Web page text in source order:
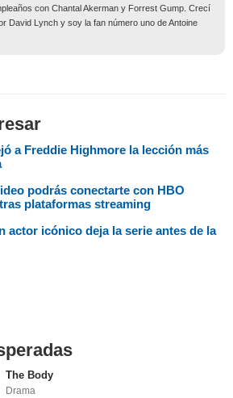
con Chantal Akerman y Forrest Gump. Crecí
David Lynch y soy la fan número uno de Antoine
a Freddie Highmore la lección más
podrás conectarte con HBO
plataformas streaming
actor icónico deja la serie antes de la
The Body
Drama